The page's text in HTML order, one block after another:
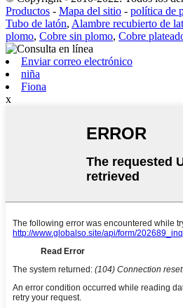
Productos - Mapa del sitio - política de
Tubo de latón, Alambre recubierto de
plomo, Cobre sin plomo, Cobre
Enviar correo electrónico
niña
Fiona
x